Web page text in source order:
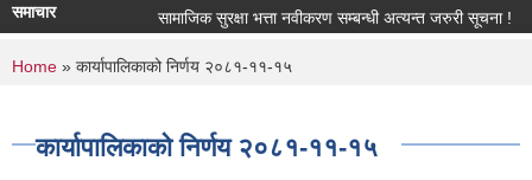
समाचार सामाजिक सुरक्षा भत्ता नवीकरण सम्बन्धी अत्यन्त जरुरी सूचना !
You are here
Home » कार्यापालिकाको निर्णय २०८१-११-१५
कार्यापालिकाको निर्णय २०८१-११-१५